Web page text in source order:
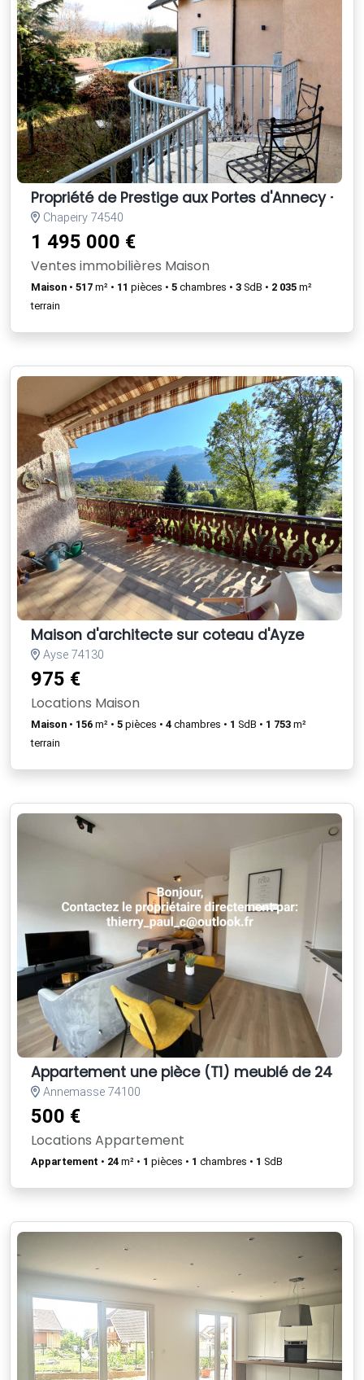
Propriété de Prestige aux Portes d'Annecy –
Chapeiry 74540
1 495 000 €
Ventes immobilières Maison
Maison • 517 m² • 11 pièces • 5 chambres • 3 SdB • 2 035 m²
terrain
Maison d'architecte sur coteau d'Ayze
Ayse 74130
975 €
Locations Maison
Maison • 156 m² • 5 pièces • 4 chambres • 1 SdB • 1 753 m²
terrain
Appartement une pièce (T1) meublé de 24 m²
Annemasse 74100
500 €
Locations Appartement
Appartement • 24 m² • 1 pièces • 1 chambres • 1 SdB